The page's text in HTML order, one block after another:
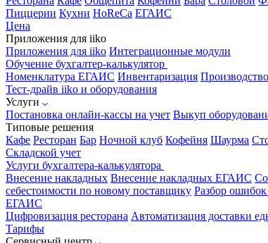
Пиццерии Кухни HoReCa ЕГАИС
Цена
Приложения для iiko
Приложения для iiko Интеграционные модули
Обучение бухгалтер-калькулятор
Номенклатура ЕГАИС Инвентаризация
Тест-драйв iiko и оборудования
Услуги
Постановка онлайн-кассы на учет Выкуп
Типовые решения
Кафе Ресторан Бар Ночной клуб Кофейня Шаурма
Складской учет
Услуги бухгалтера-калькулятора
Внесение накладных Внесение накладных ЕГАИС
себестоимости по новому поставщику Разбор ошибок
ЕГАИС
Цифровизация ресторана Автоматизация доставки
Тарифы